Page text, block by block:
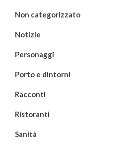
Non categorizzato
Notizie
Personaggi
Porto e dintorni
Racconti
Ristoranti
Sanità